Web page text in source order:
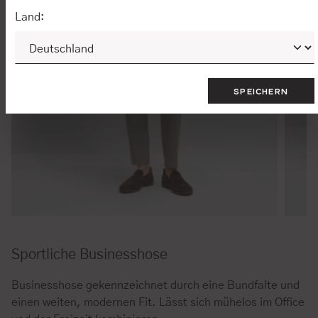
Sportliche Businesshose
Businesshose gekennzeichnet durch eine Bundfalte und
einen weiten, modernen Fit. Lässt sich mühelos im Office
Land:
SPEICHERN